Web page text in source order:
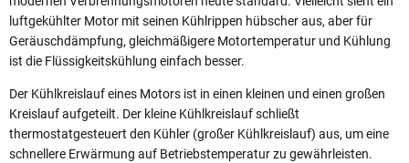
luftgekühlter Motor mit seinen Kühlrippen hübscher aus, aber für
Geräuschdämpfung, gleichmäßigere Motortemperatur und Kühlung
ist die Flüssigkeitskühlung einfach besser.
Der Kühlkreislauf eines Motors ist in einen kleinen und einen großen
Kreislauf aufgeteilt. Der kleine Kühlkreislauf schließt
thermostatgesteuert den Kühler (großer Kühlkreislauf) aus, um eine
schnellere Erwärmung auf Betriebstemperatur zu gewährleisten.